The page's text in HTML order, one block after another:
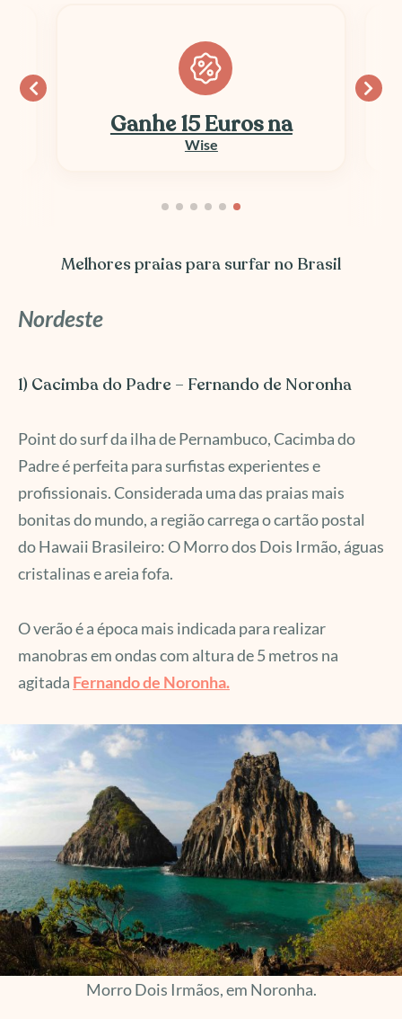
Ganhe 15 Euros na
Wise
Melhores praias para surfar no Brasil
Nordeste
1) Cacimba do Padre – Fernando de Noronha
Point do surf da ilha de Pernambuco, Cacimba do
Padre é perfeita para surfistas experientes e
profissionais. Considerada uma das praias mais
bonitas do mundo, a região carrega o cartão postal
do Hawaii Brasileiro: O Morro dos Dois Irmão, águas
cristalinas e areia fofa.
O verão é a época mais indicada para realizar
manobras em ondas com altura de 5 metros na
agitada Fernando de Noronha.
Morro Dois Irmãos, em Noronha.